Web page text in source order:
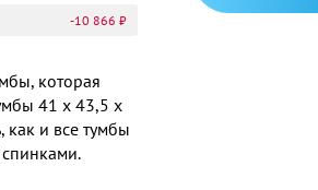
-10 866 ₽
которая
41 x 43,5 x
как и все тумбы